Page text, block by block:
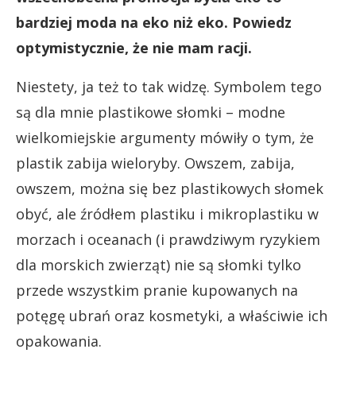
bardziej moda na eko niż eko. Powiedz
optymistycznie, że nie mam racji.
Niestety, ja też to tak widzę. Symbolem tego
są dla mnie plastikowe słomki – modne
wielkomiejskie argumenty mówiły o tym, że
plastik zabija wieloryby. Owszem, zabija,
owszem, można się bez plastikowych słomek
obyć, ale źródłem plastiku i mikroplastiku w
morzach i oceanach (i prawdziwym ryzykiem
dla morskich zwierząt) nie są słomki tylko
przede wszystkim pranie kupowanych na
potęgę ubrań oraz kosmetyki, a właściwie ich
opakowania.